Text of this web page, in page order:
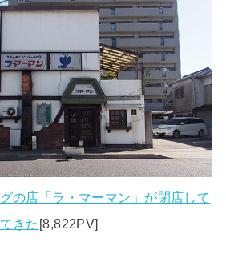
の店「ラ・マーマン」が閉店して
きた [8,822PV]